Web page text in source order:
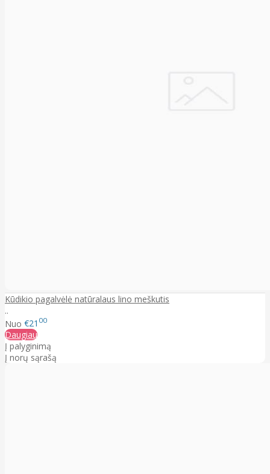
Kūdikio pagalvėlė natūralaus lino meškutis
..
Nuo €21 00
Daugiau
Į palyginimą
Į norų sąrašą